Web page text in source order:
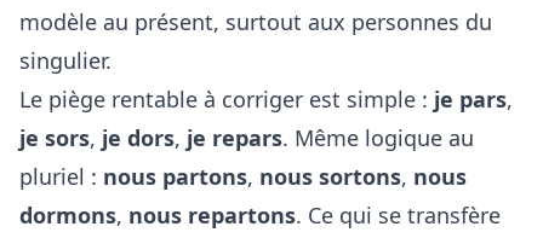
modèle au présent, surtout aux personnes du
singulier.
Le piège rentable à corriger est simple : je pars,
je sors, je dors, je repars. Même logique au
pluriel : nous partons, nous sortons, nous
dormons, nous repartons. Ce qui se transfère